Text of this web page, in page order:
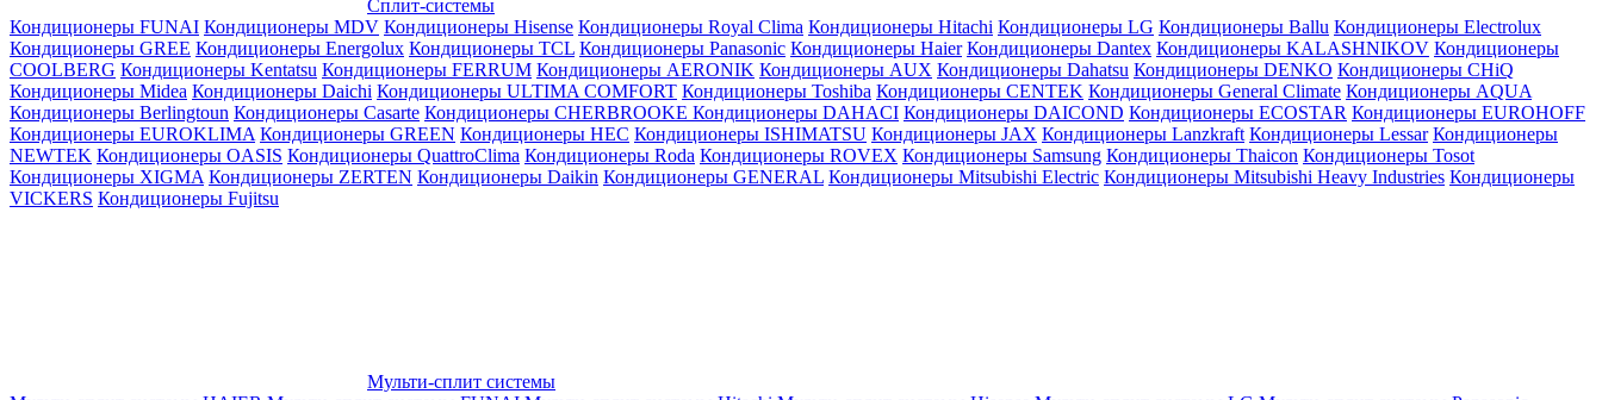
Сплит-системы
Кондиционеры FUNAI Кондиционеры MDV Кондиционеры Hisense Кондиционеры Royal Clima Кондиционеры Hitachi Кондиционеры LG Кондиционеры Ballu Кондиционеры Electrolux
Кондиционеры GREE Кондиционеры Energolux Кондиционеры TCL Кондиционеры Panasonic Кондиционеры Haier Кондиционеры Dantex Кондиционеры KALASHNIKOV Кондиционеры
СOOLBERG Кондиционеры Kentatsu Кондиционеры FERRUM Кондиционеры AERONIK Кондиционеры AUX Кондиционеры Dahatsu Кондиционеры DENKO Кондиционеры CHiQ
Кондиционеры Midea Кондиционеры Daichi Кондиционеры ULTIMA COMFORT Кондиционеры Toshiba Кондиционеры CENTEK Кондиционеры General Climate Кондиционеры AQUA
Кондиционеры Berlingtoun Кондиционеры Casarte Кондиционеры CHERBROOKE Кондиционеры DAHACI Кондиционеры DAICOND Кондиционеры ECOSTAR Кондиционеры EUROHOFF
Кондиционеры EUROKLIMA Кондиционеры GREEN Кондиционеры HEC Кондиционеры ISHIMATSU Кондиционеры JAX Кондиционеры Lanzkraft Кондиционеры Lessar Кондиционеры
NEWTEK Кондиционеры OASIS Кондиционеры QuattroClima Кондиционеры Roda Кондиционеры ROVEX Кондиционеры Samsung Кондиционеры Thaicon Кондиционеры Tosot
Кондиционеры XIGMA Кондиционеры ZERTEN Кондиционеры Daikin Кондиционеры GENERAL Кондиционеры Mitsubishi Electric Кондиционеры Mitsubishi Heavy Industries Кондиционеры
VICKERS Кондиционеры Fujitsu
Мульти-сплит системы